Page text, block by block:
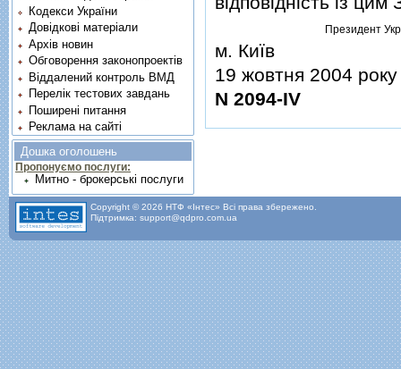
Президент
м. Київ
19 жовтня 2004 року
N 2094-IV
Кодекси України
Довідкові матеріали
Архів новин
Обговорення законопроектів
Віддалений контроль ВМД
Перелік тестових завдань
Поширені питання
Реклама на сайті
Дошка оголошень
Пропонуємо послуги:
Митно - брокерські послуги
Copyright © 2026 НТФ «Інтес» Всі права збережено.
Підтримка: support@qdpro.com.ua